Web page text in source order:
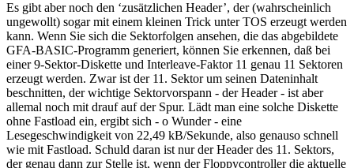
Es gibt aber noch den ‘zusätzlichen Header’, der (wahrscheinlich
ungewollt) sogar mit einem kleinen Trick unter TOS erzeugt werden
kann. Wenn Sie sich die Sektorfolgen ansehen, die das abgebildete
GFA-BASIC-Programm generiert, können Sie erkennen, daß bei
einer 9-Sektor-Diskette und Interleave-Faktor 11 genau 11 Sektoren
erzeugt werden. Zwar ist der 11. Sektor um seinen Dateninhalt
beschnitten, der wichtige Sektorvorspann - der Header - ist aber
allemal noch mit drauf auf der Spur. Lädt man eine solche Diskette
ohne Fastload ein, ergibt sich - o Wunder - eine
Lesegeschwindigkeit von 22,49 kB/Sekunde, also genauso schnell
wie mit Fastload. Schuld daran ist nur der Header des 11. Sektors,
der genau dann zur Stelle ist, wenn der Floppycontroller die aktuelle